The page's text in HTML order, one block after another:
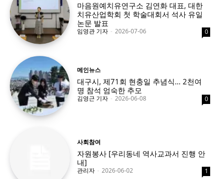
마음원예치유연구소 김연화 대표, 대한
치유산업학회 첫 학술대회서 석사 유일
논문 발표
임영관 기자 - 2026-07-06 0
메인뉴스
대구시, 제71회 현충일 추념식… 2천여
명 참석 엄숙한 추모
김영근 기자 - 2026-06-08 0
사회참여
자원봉사 [우리동네 역사교과서 진행 안
내]
관리자 - 2026-06-02 1